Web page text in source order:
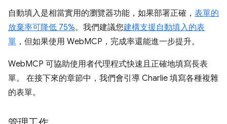
自動填入是相當實用的瀏覽器功能，如果部署正確， 表單的
放棄率可降低 75%。我們建議您建構支援自動填入的表
單 ，但如果使用 WebMCP，完成率還能進一步提升。
WebMCP 可協助使用者代理程式快速且正確地填寫長表
單。 在接下來的章節中，我們會引導 Charlie 填寫各種複雜
的表單。